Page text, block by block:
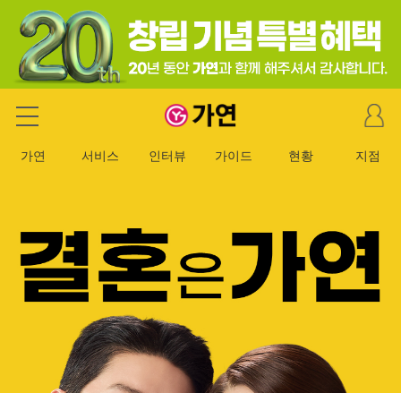
가연 결혼정보회사
마
이
이
가연 서비스 인터뷰 가이드 현황 지점